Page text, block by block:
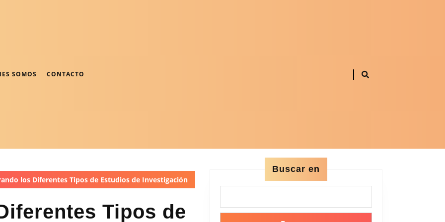
SOMOS CONTACTO
los Diferentes Tipos de Estudios de Investigación
Tipos de
Buscar en